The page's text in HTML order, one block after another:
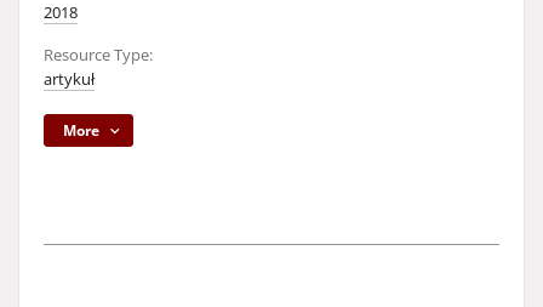
2018
Resource Type:
artykuł
More